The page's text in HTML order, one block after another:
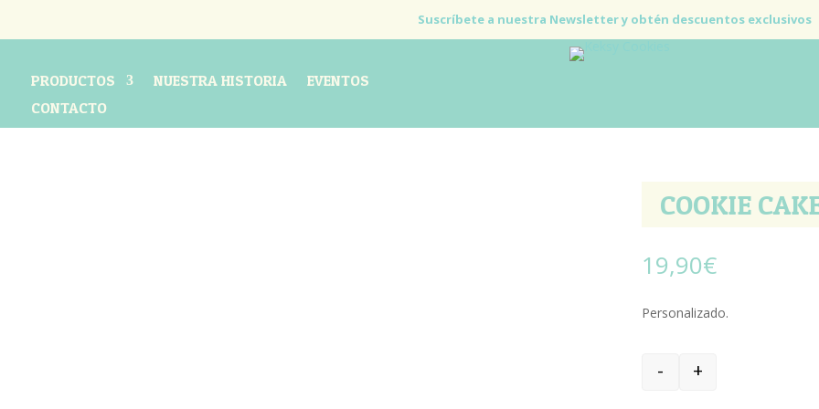
Suscríbete a nuestra Newsletter y obtén descuentos exclusivos
PRODUCTOS NUESTRA HISTORIA
EVENTOS
CONTACTO
COOKIE
19,90€
Personalizado.
COOKIE CAKES cantidad
- +